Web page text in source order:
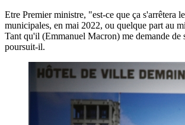
Etre Premier ministre, "est-ce que ça s'arrêtera
municipales, en mai 2022, ou quelque part au
Tant qu'il (Emmanuel Macron) me demande de
poursuit-il.